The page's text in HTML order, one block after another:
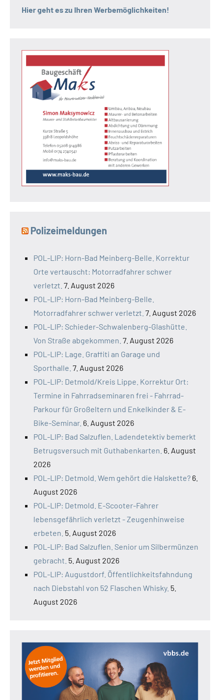
Hier geht es zu Ihren Werbemöglichkeiten!
Polizeimeldungen
POL-LIP: Horn-Bad Meinberg-Belle. Korrektur
Orte vertauscht: Motorradfahrer schwer
verletzt. 7. August 2026
POL-LIP: Horn-Bad Meinberg-Belle.
Motorradfahrer schwer verletzt. 7. August 2026
POL-LIP: Schieder-Schwalenberg-Glashütte.
Von Straße abgekommen. 7. August 2026
POL-LIP: Lage. Graffiti an Garage und
Sporthalle. 7. August 2026
POL-LIP: Detmold/Kreis Lippe. Korrektur Ort:
Termine in Fahrradseminaren frei - Fahrrad-
Parkour für Großeltern und Enkelkinder & E-
Bike-Seminar. 6. August 2026
POL-LIP: Bad Salzuflen. Ladendetektiv bemerkt
Betrugsversuch mit Guthabenkarten. 6. August
2026
POL-LIP: Detmold. Wem gehört die Halskette? 6.
August 2026
POL-LIP: Detmold. E-Scooter-Fahrer
lebensgefährlich verletzt - Zeugenhinweise
erbeten. 5. August 2026
POL-LIP: Bad Salzuflen. Senior um Silbermünzen
gebracht. 5. August 2026
POL-LIP: Augustdorf. Öffentlichkeitsfahndung
nach Diebstahl von 52 Flaschen Whisky. 5.
August 2026